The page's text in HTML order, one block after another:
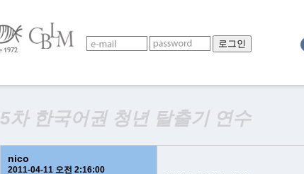
5차 한국어권 청년 탈출기 연수
nico
2011-04-11 오전 2:16:00